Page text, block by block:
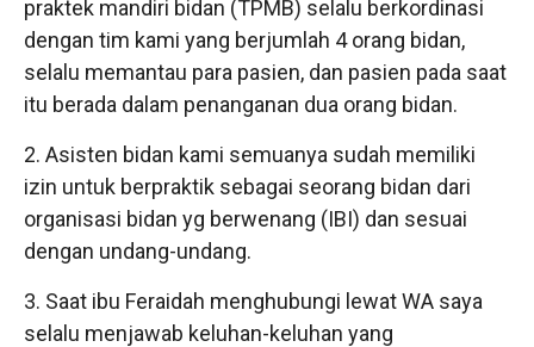
praktek mandiri bidan (TPMB) selalu berkordinasi
dengan tim kami yang berjumlah 4 orang bidan,
selalu memantau para pasien, dan pasien pada saat
itu berada dalam penanganan dua orang bidan.
2. Asisten bidan kami semuanya sudah memiliki
izin untuk berpraktik sebagai seorang bidan dari
organisasi bidan yg berwenang (IBI) dan sesuai
dengan undang-undang.
3. Saat ibu Feraidah menghubungi lewat WA saya
selalu menjawab keluhan-keluhan yang